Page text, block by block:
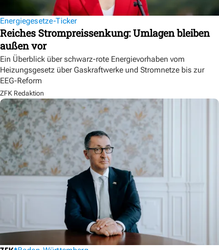
Energiegesetze-Ticker
Reiches Strompreissenkung: Umlagen bleiben
außen vor
Ein Überblick über schwarz-rote Energievorhaben vom
Heizungsgesetz über Gaskraftwerke und Stromnetze bis zur
EEG-Reform
ZFK Redaktion